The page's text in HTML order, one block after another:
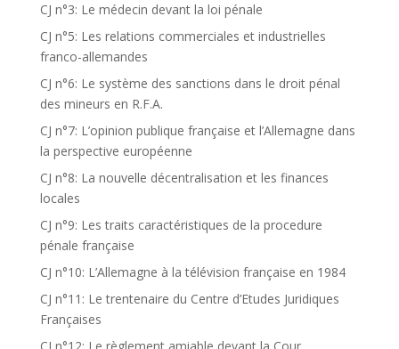
CJ n°3: Le médecin devant la loi pénale
CJ n°5: Les relations commerciales et industrielles
franco-allemandes
CJ n°6: Le système des sanctions dans le droit pénal
des mineurs en R.F.A.
CJ n°7: L’opinion publique française et l’Allemagne dans
la perspective européenne
CJ n°8: La nouvelle décentralisation et les finances
locales
CJ n°9: Les traits caractéristiques de la procedure
pénale française
CJ n°10: L’Allemagne à la télévision française en 1984
CJ n°11: Le trentenaire du Centre d’Etudes Juridiques
Françaises